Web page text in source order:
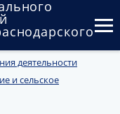
деятельности
и сельское